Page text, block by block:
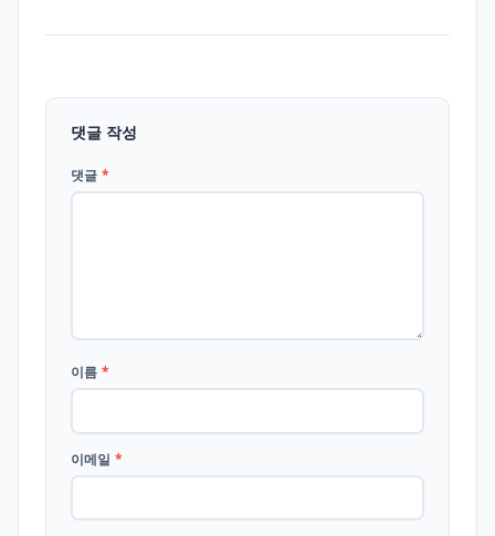
댓글 작성
댓글 *
이름 *
이메일 *